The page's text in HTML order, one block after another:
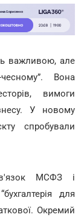
важливою, але
Вона
вимоги
У новому
спробували
МСФЗ і
для
Окремий